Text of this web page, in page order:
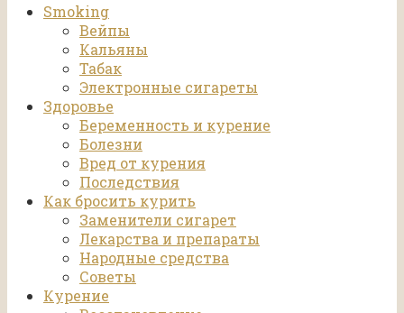
Smoking
Вейпы
Кальяны
Табак
Электронные сигареты
Здоровье
Беременность и курение
Болезни
Вред от курения
Последствия
Как бросить курить
Заменители сигарет
Лекарства и препараты
Народные средства
Советы
Курение